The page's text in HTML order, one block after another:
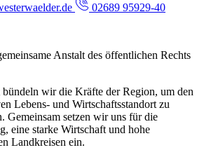
02689 95929-40
Anstalt des öffentlichen Rechts
bündeln wir die Kräfte der Region, um den
Lebens- und Wirtschaftsstandort zu
Gemeinsam setzen wir uns für die
eine starke Wirtschaft und hohe
Landkreisen ein.